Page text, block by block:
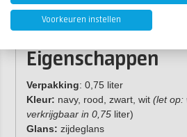
Tip:met hetAntifouling
je direct alle materialen in huis!
Eigenschappen
Verpakking: 0,75 liter
Kleur: navy, rood, zwart, wit (let op:
verkrijgbaar in 0,75liter)
Glans: zijdeglans
Voorkeuren instellen